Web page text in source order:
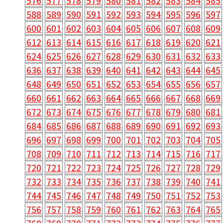
588 589 590 591 592 593 594 595 596 597
600 601 602 603 604 605 606 607 608 609
612 613 614 615 616 617 618 619 620 621
624 625 626 627 628 629 630 631 632 633
636 637 638 639 640 641 642 643 644 645
648 649 650 651 652 653 654 655 656 657
660 661 662 663 664 665 666 667 668 669
672 673 674 675 676 677 678 679 680 681
684 685 686 687 688 689 690 691 692 693
696 697 698 699 700 701 702 703 704 705
708 709 710 711 712 713 714 715 716 717
720 721 722 723 724 725 726 727 728 729
732 733 734 735 736 737 738 739 740 741
744 745 746 747 748 749 750 751 752 753
756 757 758 759 760 761 762 763 764 765